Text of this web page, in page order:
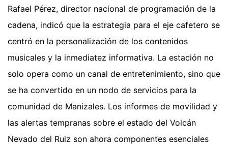
Rafael Pérez, director nacional de programación de la
cadena, indicó que la estrategia para el eje cafetero se
centró en la personalización de los contenidos
musicales y la inmediatez informativa. La estación no
solo opera como un canal de entretenimiento, sino que
se ha convertido en un nodo de servicios para la
comunidad de Manizales. Los informes de movilidad y
las alertas tempranas sobre el estado del Volcán
Nevado del Ruiz son ahora componentes esenciales